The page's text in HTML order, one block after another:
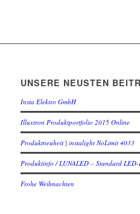
UNSERE NEUSTEN
Insta Elektro GmbH
Illuxtron Produktportfolio 2015 Online
Produktneuheit | instalight NoLimit 4033
Produktinfo / LUNALED – Standard
Frohe Weihnachten